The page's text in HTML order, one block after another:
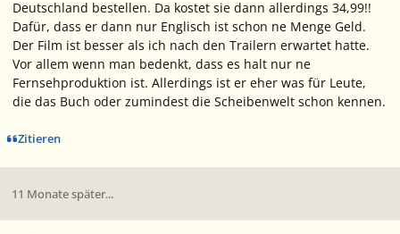
Deutschland bestellen. Da kostet sie dann allerdings 34,99!!
Dafür, dass er dann nur Englisch ist schon ne Menge Geld.
Der Film ist besser als ich nach den Trailern erwartet hatte.
Vor allem wenn man bedenkt, dass es halt nur ne
Fernsehproduktion ist. Allerdings ist er eher was für Leute,
die das Buch oder zumindest die Scheibenwelt schon kennen.
Zitieren
11 Monate später...